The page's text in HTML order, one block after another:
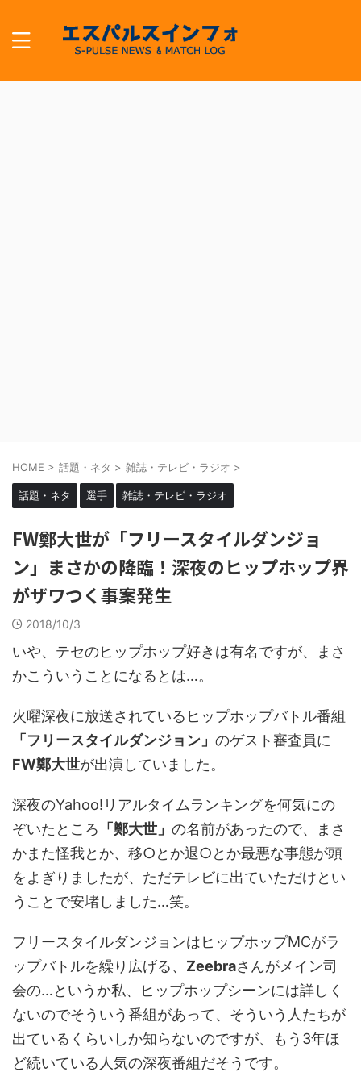
HOME > 話題・ネタ > 雑誌・テレビ・ラジオ >
話題・ネタ 選手 雑誌・テレビ・ラジオ
FW鄭大世が「フリースタイルダンジョ
ン」まさかの降臨！深夜のヒップホップ界
がザワつく事案発生
2018/10/3
いや、テセのヒップホップ好きは有名ですが、まさ
かこういうことになるとは…。
火曜深夜に放送されているヒップホップバトル番組
「フリースタイルダンジョン」 のゲスト審査員に
FW鄭大世が出演していました。
深夜のYahoo!リアルタイムランキングを何気にの
ぞいたところ 「鄭大世」 の名前があったので、まさ
かまた怪我とか、移○とか退○とか最悪な事態が頭
をよぎりましたが、ただテレビに出ていただけとい
うことで安堵しました…笑。
フリースタイルダンジョンはヒップホップMCがラ
ップバトルを繰り広げる、 Zeebraさんがメイン司
会の…というか私、ヒップホップシーンには詳しく
ないのでそういう番組があって、そういう人たちが
出ているくらいしか知らないのですが、もう3年ほ
ど続いている人気の深夜番組だそうです。